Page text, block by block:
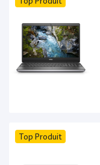
Top Produit